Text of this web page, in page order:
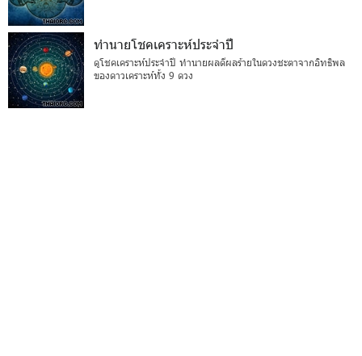
ทำนายโชคเคราะห์ประจำปี
ดูโชคเคราะห์ประจำปี ทำนายผลดีผลร้ายในดวงชะตาจากอิทธิพล
ของดาวเคราะห์ทั้ง 9 ดวง